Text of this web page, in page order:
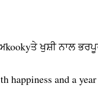
ਖੁਸ਼ੀ ਨਾਲ
happiness and a